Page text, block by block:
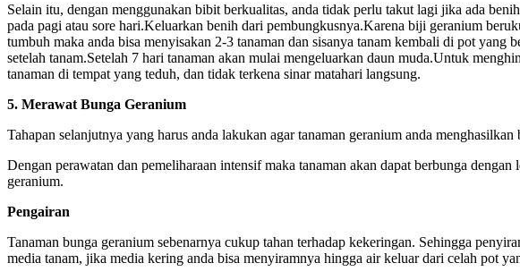
Selain itu, dengan menggunakan bibit berkualitas, anda tidak perlu takut lagi jika ada
pada pagi atau sore hari.Keluarkan benih dari pembungkusnya.Karena biji geranium
tumbuh maka anda bisa menyisakan 2-3 tanaman dan sisanya tanam kembali di pot
setelah tanam.Setelah 7 hari tanaman akan mulai mengeluarkan daun muda.Untuk
tanaman di tempat yang teduh, dan tidak terkena sinar matahari langsung.
5. Merawat Bunga Geranium
Tahapan selanjutnya yang harus anda lakukan agar tanaman geranium anda
Dengan perawatan dan pemeliharaan intensif maka tanaman akan dapat berbunga
geranium.
Pengairan
Tanaman bunga geranium sebenarnya cukup tahan terhadap kekeringan. Sehingga
media tanam, jika media kering anda bisa menyiramnya hingga air keluar dari celah pot